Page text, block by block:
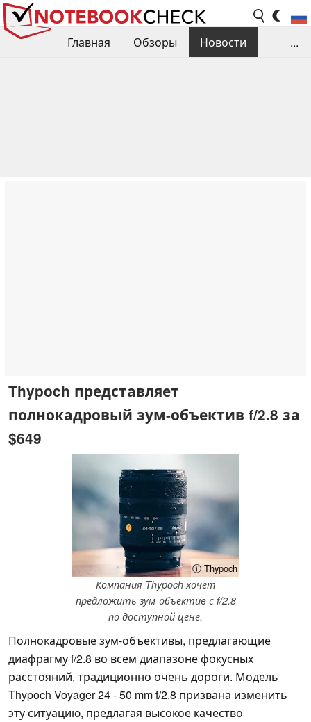
Главная Обзоры
Новости
...
Thypoch представляет
полнокадровый зум-объектив f/2.8 за
$649
ⓘ Thypoch
Компания Thypoch хочет
предложить зум-объектив с f/2.8
по доступной цене.
Полнокадровые зум-объективы, предлагающие
диафрагму f/2.8 во всем диапазоне фокусных
расстояний, традиционно очень дороги. Модель
Thypoch Voyager 24 - 50 mm f/2.8 призвана изменить
эту ситуацию, предлагая высокое качество